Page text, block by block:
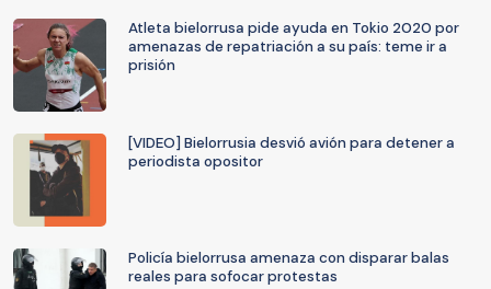
Atleta bielorrusa pide ayuda en Tokio 2020 por
amenazas de repatriación a su país: teme ir a
prisión
[VIDEO] Bielorrusia desvió avión para detener a
periodista opositor
Policía bielorrusa amenaza con disparar balas
reales para sofocar protestas